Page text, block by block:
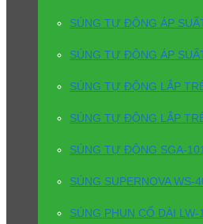
SÚNG TỰ ĐỘNG ÁP
SÚNG TỰ ĐỘNG ÁP
SÚNG TỰ ĐỘNG LẮP
SÚNG TỰ ĐỘNG LẮP
SÚNG TỰ ĐỘNG SGA-
SÚNG SUPERNOVA WS-
SÚNG PHUN CỔ DÀI LW-